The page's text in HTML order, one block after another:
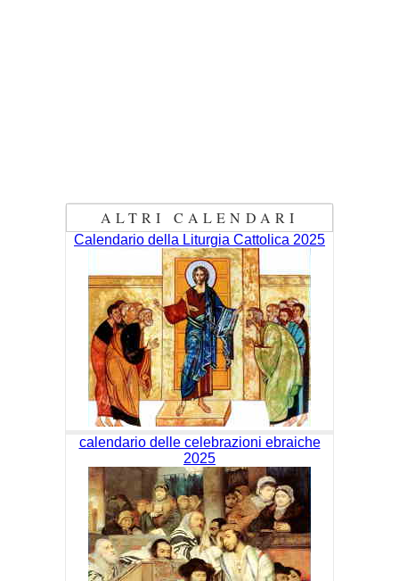
ALTRI CALENDARI
Calendario della Liturgia Cattolica 2025
calendario delle celebrazioni ebraiche
2025